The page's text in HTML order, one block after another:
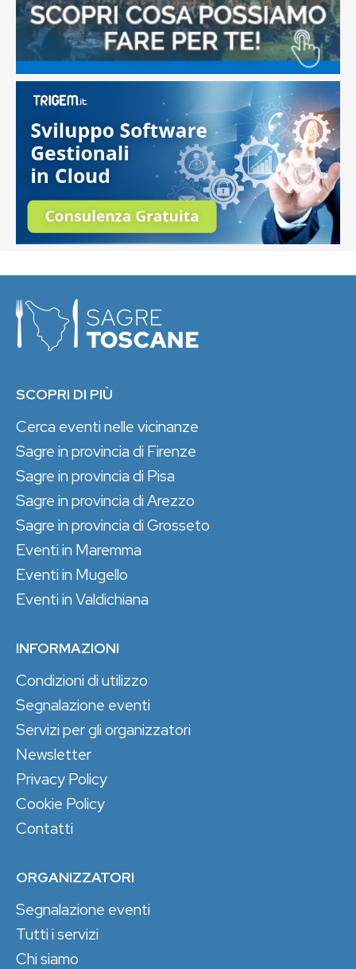
SCOPRI DI PIÙ
Cerca eventi nelle vicinanze
Sagre in provincia di Firenze
Sagre in provincia di Pisa
Sagre in provincia di Arezzo
Sagre in provincia di Grosseto
Eventi in Maremma
Eventi in Mugello
Eventi in Valdichiana
INFORMAZIONI
Condizioni di utilizzo
Segnalazione eventi
Servizi per gli organizzatori
Newsletter
Privacy Policy
Cookie Policy
Contatti
ORGANIZZATORI
Segnalazione eventi
Tutti i servizi
Chi siamo